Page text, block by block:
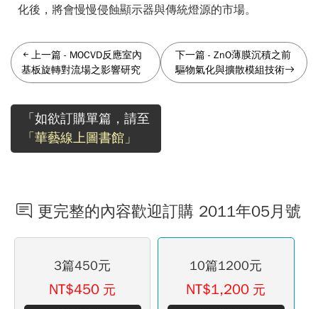
化後，將會慢慢侵蝕顯示器與傳統燈源的市場。
上一篇 - MOCVD反應室內
基板旋轉對流場之影響研究
下一篇- ZnO薄膜沉積之前
驅物氣化與擴散模組技術
「如欲訂購單篇，請至
「華藝線上圖書館」
更完整的內容歡迎訂購 2011年05月號
3篇450元
NT$450 元
10篇1200元
NT$1,200 元